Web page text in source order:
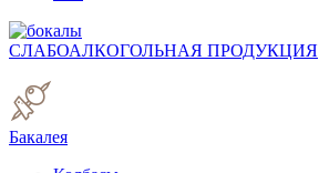
СЛАБОАЛКОГОЛЬНАЯ ПРОДУКЦИЯ
Бакалея